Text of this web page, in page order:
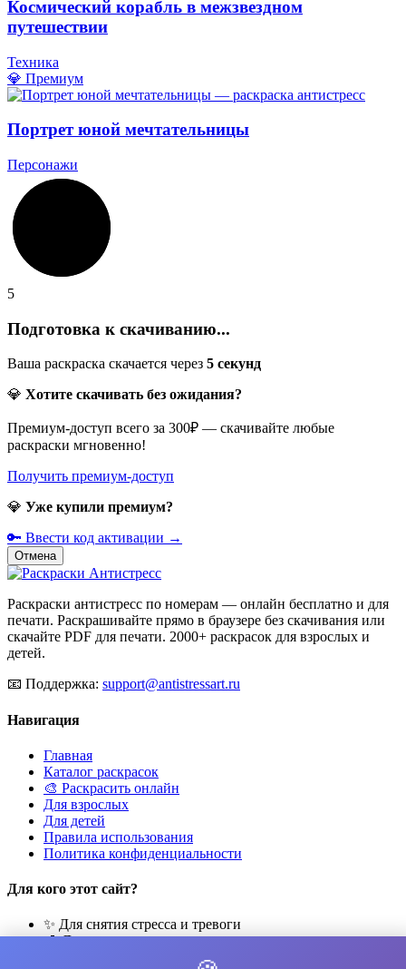
Космический корабль в межзвездном
путешествии
Техника
💎 Премиум
Портрет юной мечтательницы
Персонажи
5
Подготовка к скачиванию...
Ваша раскраска скачается через 5 секунд
💎 Хотите скачивать без ожидания?
Премиум-доступ всего за 300₽ — скачивайте любые
раскраски мгновенно!
Получить премиум-доступ
💎 Уже купили премиум?
🔑 Ввести код активации →
Отмена
Раскраски антистресс по номерам — онлайн бесплатно и для
печати. Раскрашивайте прямо в браузере без скачивания или
скачайте PDF для печати. 2000+ раскрасок для взрослых и
детей.
📧 Поддержка: support@antistressart.ru
Навигация
Главная
Каталог раскрасок
🎨 Раскрасить онлайн
Для взрослых
Для детей
Правила использования
Политика конфиденциальности
Для кого этот сайт?
✨ Для снятия стресса и тревоги
🎨 Для развития креативности
🧘 Для медитации и расслабления